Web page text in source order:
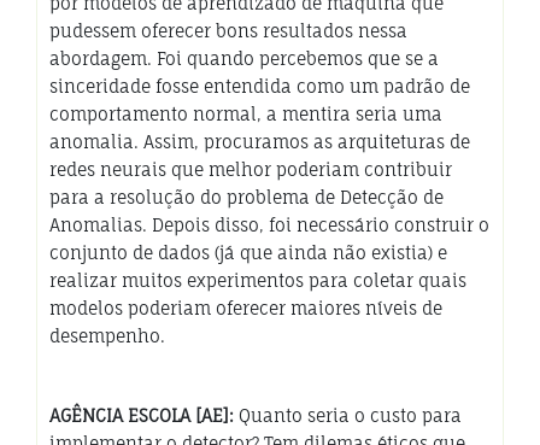
pudessem oferecer bons resultados nessa
abordagem. Foi quando percebemos que se a
sinceridade fosse entendida como um padrão de
comportamento normal, a mentira seria uma
anomalia. Assim, procuramos as arquiteturas de
redes neurais que melhor poderiam contribuir
para a resolução do problema de Detecção de
Anomalias. Depois disso, foi necessário construir o
conjunto de dados (já que ainda não existia) e
realizar muitos experimentos para coletar quais
modelos poderiam oferecer maiores níveis de
desempenho.
AGÊNCIA ESCOLA [AE]: Quanto seria o custo para